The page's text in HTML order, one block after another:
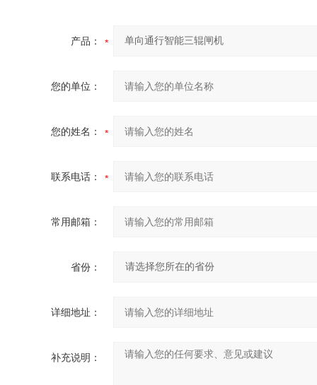
产品：
您的单位：
您的姓名：
联系电话：
常用邮箱：
省份：
详细地址：
补充说明：